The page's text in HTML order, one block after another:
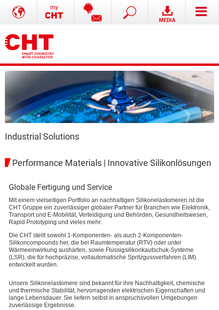
Industrial Solutions
Performance Materials | Innovative Silikonlösungen
Globale Fertigung und Service
Mit einem vielseitigen Portfolio an nachhaltigen Silikonelastomeren ist die
CHT Gruppe ein zuverlässiger globaler Partner für Branchen wie Elektronik,
Transport und E-Mobilität, Verteidigung und Behörden, Gesundheitswesen,
Rapid Prototyping und vieles mehr.
Die CHT stellt sowohl 1-Komponenten- als auch 2-Komponenten-
Silikoncompounds her, die bei Raumtemperatur (RTV) oder unter
Wärmeeinwirkung aushärten, sowie Flüssigsilikonkautschuk-Systeme
(LSR), die für hochpräzise, vollautomatische Spritzgussverfahren (LIM)
entwickelt wurden.
Unsere Silikonelastomere sind bekannt für ihre Nachhaltigkeit, chemische
und thermische Stabilität, hervorragenden elektrischen Eigenschaften und
lange Lebensdauer. Sie liefern selbst in anspruchsvollen Umgebungen
zuverlässige Ergebnisse.